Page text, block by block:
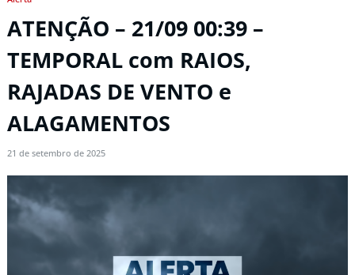
ATENÇÃO – 21/09 00:39 –
TEMPORAL com RAIOS,
RAJADAS DE VENTO e
ALAGAMENTOS
21 de setembro de 2025